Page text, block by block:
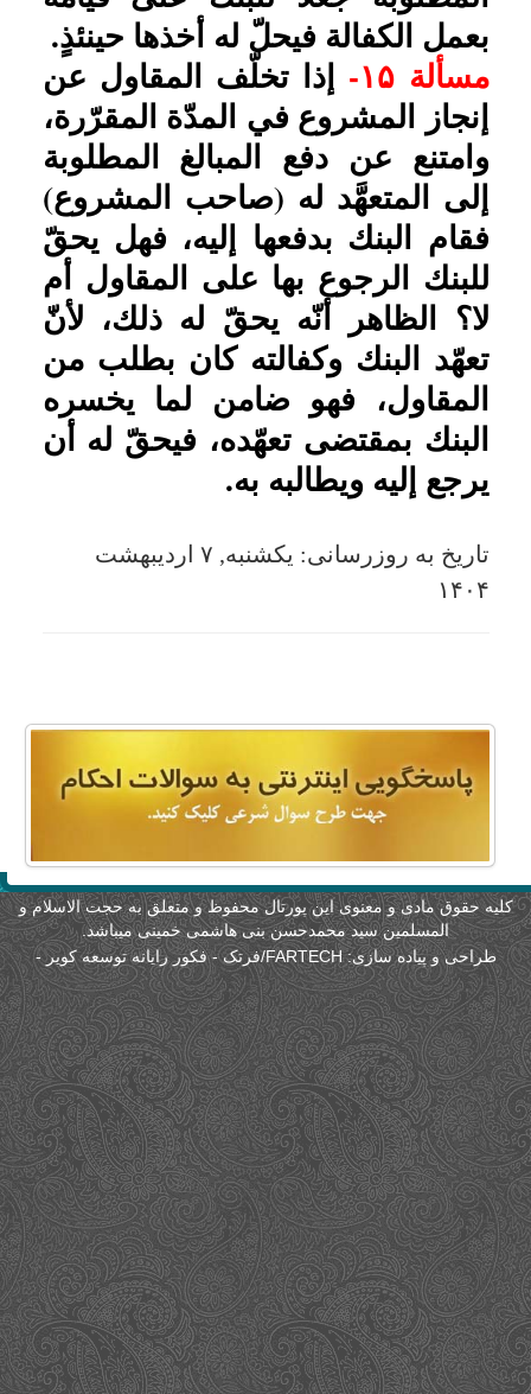
حقوق مادی و معنوی این پورتال محفوظ و متعلق به حجت الاسلام و
المسلمین سید محمدحسن بنی هاشمی خمینی میباشد.
طراحی و پیاده سازی:FARTECH/فرتک - فکور رایانه توسعه کویر -